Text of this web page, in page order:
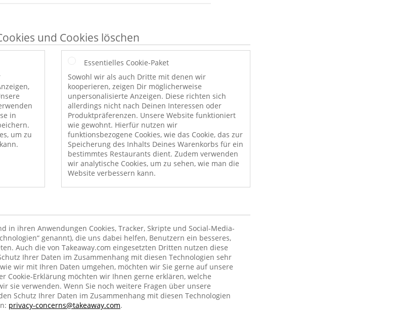
und Cookies löschen
in
um zu
Essentielles Cookie-Paket
Sowohl wir als auch Dritte mit denen wir
kooperieren, zeigen Dir möglicherweise
unpersonalisierte Anzeigen. Diese richten sich
allerdings nicht nach Deinen Interessen oder
Produktpräferenzen. Unsere Website funktioniert
wie gewohnt. Hierfür nutzen wir
funktionsbezogene Cookies, wie das Cookie, das zur
Speicherung des Inhalts Deines Warenkorbs für ein
bestimmtes Restaurants dient. Zudem verwenden
wir analytische Cookies, um zu sehen, wie man die
Website verbessern kann.
in ihren Anwendungen Cookies, Tracker, Skripte und Social-Media-
genannt), die uns dabei helfen, Benutzern ein besseres,
Auch die von Takeaway.com eingesetzten Dritten nutzen diese
Ihrer Daten im Zusammenhang mit diesen Technologien sehr
wir mit Ihren Daten umgehen, möchten wir Sie gerne auf unsere
Cookie-Erklärung möchten wir Ihnen gerne erklären, welche
sie verwenden. Wenn Sie noch weitere Fragen über unsere
Schutz Ihrer Daten im Zusammenhang mit diesen Technologien
privacy-concerns@takeaway.com.